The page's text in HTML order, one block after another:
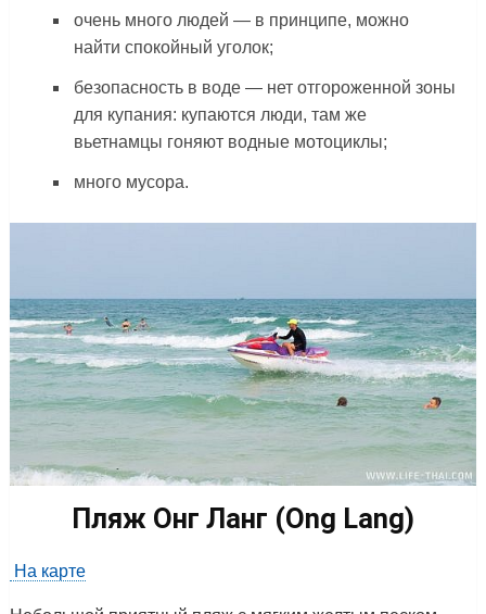
очень много людей — в принципе, можно
найти спокойный уголок;
безопасность в воде — нет отгороженной зоны
для купания: купаются люди, там же
вьетнамцы гоняют водные мотоциклы;
много мусора.
Пляж Онг Ланг (Ong Lang)
На карте